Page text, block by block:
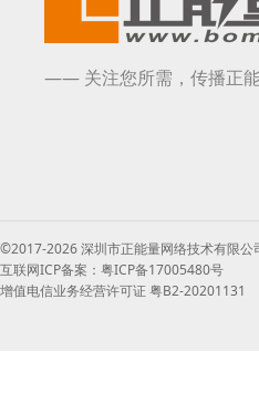
—— 关注您所需，传播正能
©2017-2026 深圳市正能量网络技术有限公
互联网ICP备案：粤ICP备17005480号
增值电信业务经营许可证 粤B2-20201131